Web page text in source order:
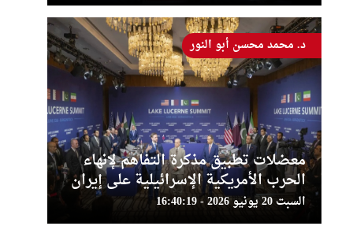
معضلات تطبيق مذكرة التفاهم لإنهاء
الحرب الأمريكية الإسرائيلية على إيران
السبت 20 يونيو 2026 - 16:40:19
د. محمد محسن أبو النور